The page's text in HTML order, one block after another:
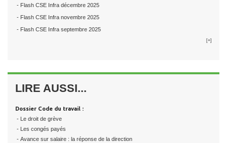
- Flash CSE Infra décembre 2025
- Flash CSE Infra novembre 2025
- Flash CSE Infra septembre 2025
[+]
LIRE AUSSI...
Dossier Code du travail :
- Le droit de grève
- Les congés payés
- Avance sur salaire : la réponse de la direction